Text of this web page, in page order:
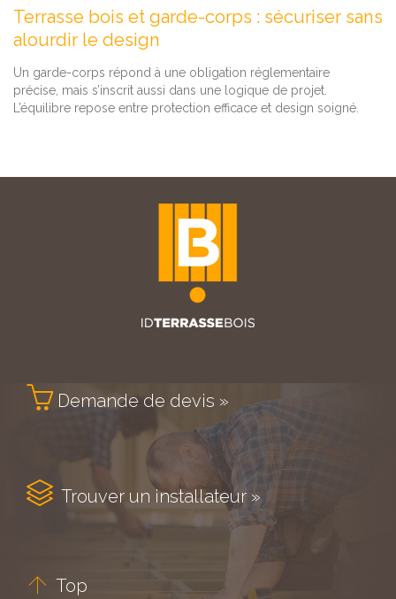
Terrasse bois et garde-corps : sécuriser sans
alourdir le design
Un garde-corps répond à une obligation réglementaire
précise, mais s’inscrit aussi dans une logique de projet.
L’équilibre repose entre protection efficace et design soigné.
 Demande de devis »
 Trouver un installateur »
 Top